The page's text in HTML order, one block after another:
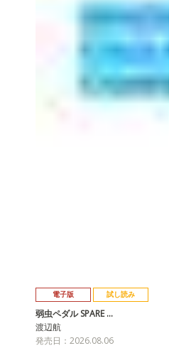
電子版 試し読み
弱虫ペダル SPARE …
渡辺航
発売日：2026.08.06